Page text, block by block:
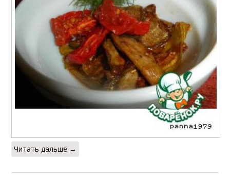
Читать дальше →